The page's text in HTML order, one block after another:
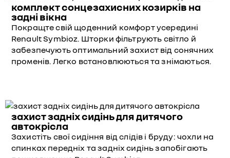
комплект сонцезахисних козирків на
задні вікна
Покращте свій щоденний комфорт усередині
Renault Symbioz. Шторки фільтрують світло й
забезпечують оптимальний захист від сонячних
променів. Легко встановлюються та знімаються.
захист задніх сидінь для дитячого
автокрісла
Захистіть свої сидіння від слідів і бруду: чохли на
спинках передніх та задніх сидінь запобігають